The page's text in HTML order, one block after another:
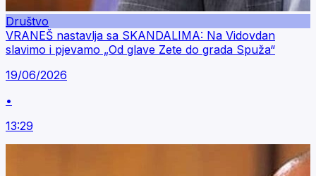
Društvo
VRANEŠ nastavlja sa SKANDALIMA: Na Vidovdan
slavimo i pjevamo „Od glave Zete do grada Spuža“
19/06/2026
•
13:29